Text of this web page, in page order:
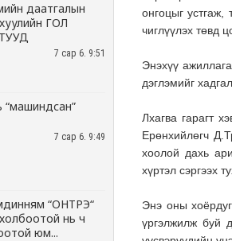
даатгалын
ГОЛ
7 сар 6. 9:51
“машиндсан”
7 сар 6. 9:49
“ОНТРЭ“
нь ч
юм...